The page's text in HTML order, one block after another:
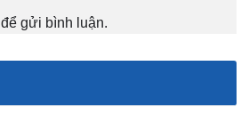
để gửi bình luận.